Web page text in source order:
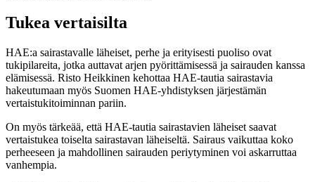
Tukea vertaisilta
HAE:a sairastavalle läheiset, perhe ja erityisesti puoliso ovat
tukipilareita, jotka auttavat arjen pyörittämisessä ja sairauden kanssa
elämisessä. Risto Heikkinen kehottaa HAE-tautia sairastavia
hakeutumaan myös Suomen HAE-yhdistyksen järjestämän
vertaistukitoiminnan pariin.
On myös tärkeää, että HAE-tautia sairastavien läheiset saavat
vertaistukea toiselta sairastavan läheiseltä. Sairaus vaikuttaa koko
perheeseen ja mahdollinen sairauden periytyminen voi askarruttaa
vanhempia.